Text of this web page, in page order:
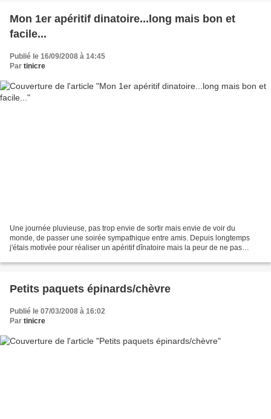
Mon 1er apéritif dinatoire...long mais bon et
facile...
Publié le 16/09/2008 à 14:45
Par tinicre
Une journée pluvieuse, pas trop envie de sortir mais envie de voir du
monde, de passer une soirée sympathique entre amis. Depuis longtemps
j'étais motivée pour réaliser un apéritif dînatoire mais la peur de ne pas
Petits paquets épinards/chèvre
Publié le 07/03/2008 à 16:02
Par tinicre